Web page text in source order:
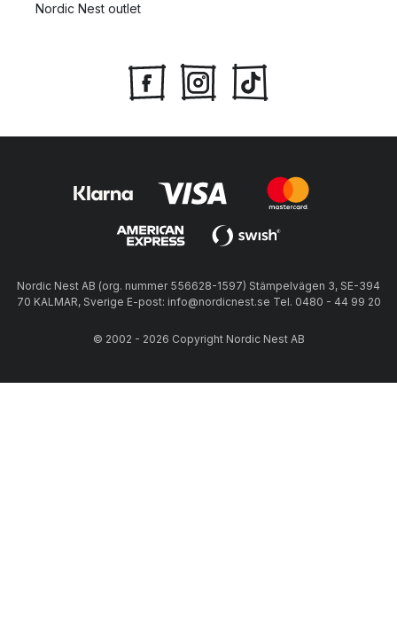
Nordic Nest outlet
Nordic Nest AB (org. nummer 556628-1597) Stämpelvägen 3, SE-394
70 KALMAR, Sverige E-post: info@nordicnest.se Tel. 0480 - 44 99 20
© 2002 - 2026 Copyright Nordic Nest AB